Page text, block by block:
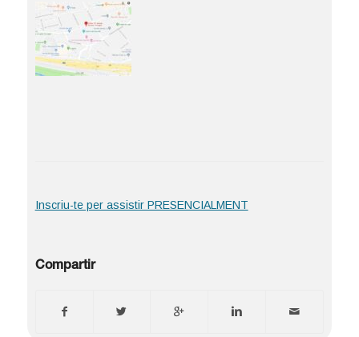
Inscriu-te per assistir PRESENCIALMENT
Compartir